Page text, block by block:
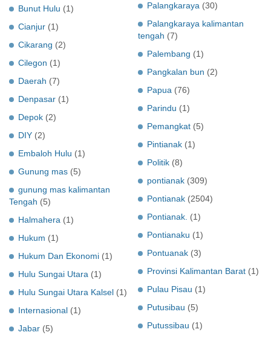
Bunut Hulu (1)
Cianjur (1)
Cikarang (2)
Cilegon (1)
Daerah (7)
Denpasar (1)
Depok (2)
DIY (2)
Embaloh Hulu (1)
Gunung mas (5)
gunung mas kalimantan
Tengah (5)
Halmahera (1)
Hukum (1)
Hukum Dan Ekonomi (1)
Hulu Sungai Utara (1)
Hulu Sungai Utara Kalsel (1)
Internasional (1)
Jabar (5)
Palangkaraya (30)
Palangkaraya kalimantan
tengah (7)
Palembang (1)
Pangkalan bun (2)
Papua (76)
Parindu (1)
Pemangkat (5)
Pintianak (1)
Politik (8)
pontianak (309)
Pontianak (2504)
Pontianak. (1)
Pontianaku (1)
Pontuanak (3)
Provinsi Kalimantan Barat (1)
Pulau Pisau (1)
Putusibau (5)
Putussibau (1)